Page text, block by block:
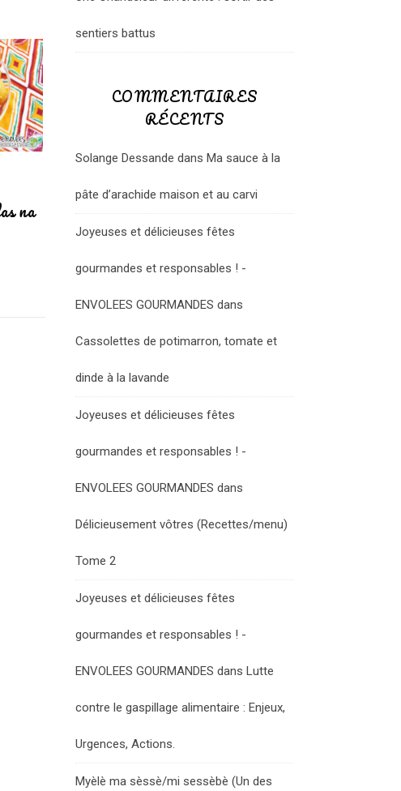
na
sentiers battus
COMMENTAIRES
RÉCENTS
Solange Dessande dans Ma sauce à la
pâte d’arachide maison et au carvi
Joyeuses et délicieuses fêtes
gourmandes et responsables ! -
ENVOLEES GOURMANDES dans
Cassolettes de potimarron, tomate et
dinde à la lavande
Joyeuses et délicieuses fêtes
gourmandes et responsables ! -
ENVOLEES GOURMANDES dans
Délicieusement vôtres (Recettes/menu)
Tome 2
Joyeuses et délicieuses fêtes
gourmandes et responsables ! -
ENVOLEES GOURMANDES dans Lutte
contre le gaspillage alimentaire : Enjeux,
Urgences, Actions.
Myèlè ma sèssè/mi sessèbè (Un des